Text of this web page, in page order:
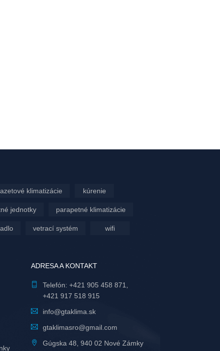
klimatizácie kúrenie
jednotky parapetné klimatizácie
vetrací systém wifi
ADRESA A KONTAKT
Telefón: +421 905 458 871
+421 917 518 915
info@gtaklima.sk
gtaklimasro@gmail.com
Gúgska 48, 940 02 Nové Zámky